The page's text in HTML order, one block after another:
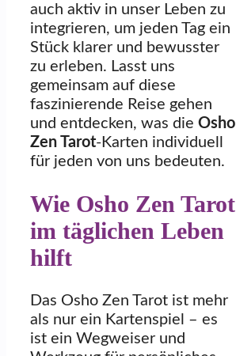
auch aktiv in unser Leben zu
integrieren, um jeden Tag ein
Stück klarer und bewusster
zu erleben. Lasst uns
gemeinsam auf diese
faszinierende Reise gehen
und entdecken, was die Osho
Zen Tarot-Karten individuell
für jeden von uns bedeuten.
Wie Osho Zen Tarot
im täglichen Leben
hilft
Das Osho Zen Tarot ist mehr
als nur ein Kartenspiel – es
ist ein Wegweiser und